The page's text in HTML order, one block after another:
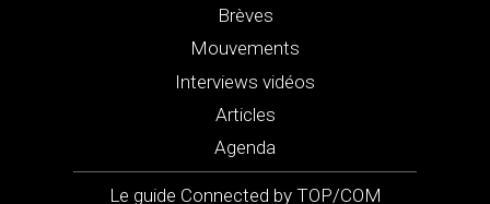
Brèves
Mouvements
Interviews vidéos
Articles
Agenda
Le guide Connected by TOP/COM